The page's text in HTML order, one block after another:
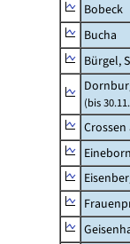
Bobeck
Bucha
Bürgel,
(bis